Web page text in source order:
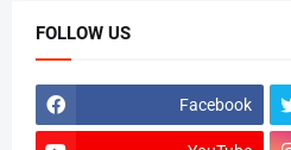
FOLLOW US
Facebook